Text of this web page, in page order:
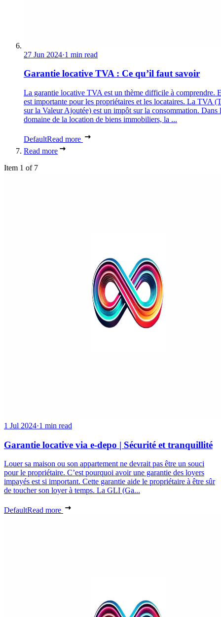
27 Jun 2024·1 min read
Garantie locative TVA : Ce qu’il faut savoir
La garantie locative TVA est un thème difficile à comprendre.
est importante pour les propriétaires et les locataires. La TVA
sur la Valeur Ajoutée) est un impôt sur la consommation. Dans
domaine de la location de biens immobiliers, la ...
DefaultRead more
Read more
Item 1 of 7
1 Jul 2024·1 min read
Garantie locative via e-depo | Sécurité et tranquillité
Louer sa maison ou son appartement ne devrait pas être un souci
pour le propriétaire. C’est pourquoi avoir une garantie des loyers
impayés est si important. Cette garantie aide le propriétaire à être sûr
de toucher son loyer à temps. La GLI (Ga...
DefaultRead more